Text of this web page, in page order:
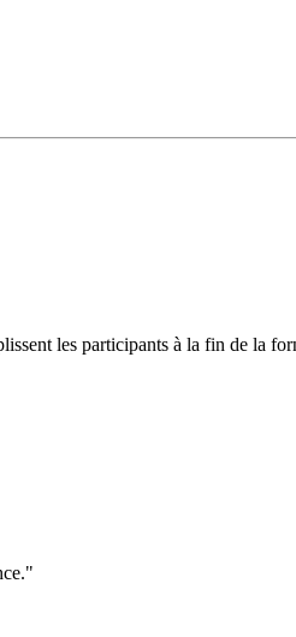
les participants à la fin de la